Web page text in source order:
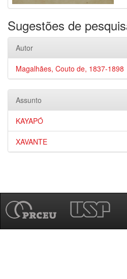
Sugestões de
Autor
Magalhães, Couto de, 1837-1898
Assunto
KAYAPÓ
XAVANTE